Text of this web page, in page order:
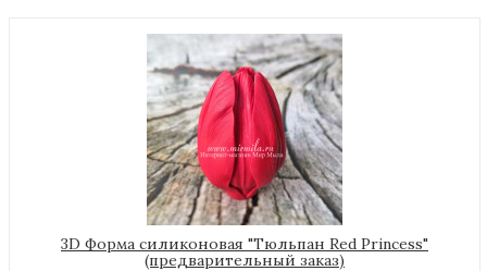
3D Форма силиконовая "Тюльпан Red Princess"
(предварительный заказ)